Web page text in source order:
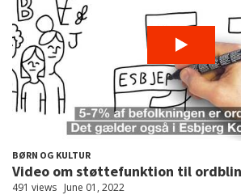
BØRN OG KULTUR
Video om støttefunktion til
491 views June 01, 2022